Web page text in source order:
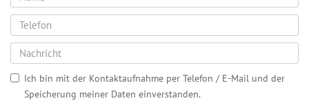
Ich bin mit der Kontaktaufnahme per Telefon / E-Mail und der
Speicherung meiner Daten einverstanden.